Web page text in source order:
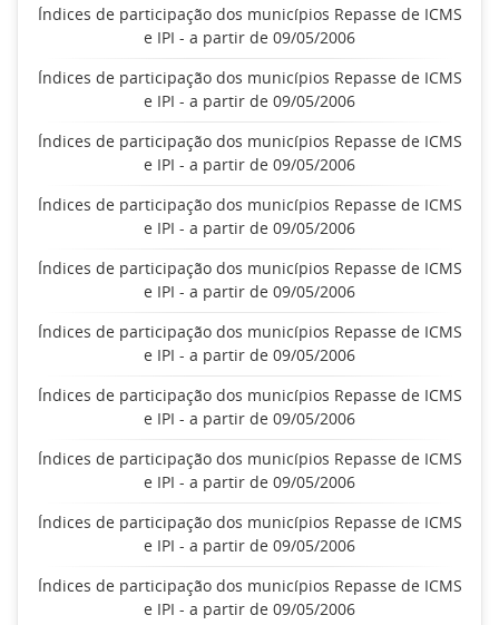
Índices de participação dos municípios Repasse de ICMS
e IPI - a partir de 09/05/2006
Índices de participação dos municípios Repasse de ICMS
e IPI - a partir de 09/05/2006
Índices de participação dos municípios Repasse de ICMS
e IPI - a partir de 09/05/2006
Índices de participação dos municípios Repasse de ICMS
e IPI - a partir de 09/05/2006
Índices de participação dos municípios Repasse de ICMS
e IPI - a partir de 09/05/2006
Índices de participação dos municípios Repasse de ICMS
e IPI - a partir de 09/05/2006
Índices de participação dos municípios Repasse de ICMS
e IPI - a partir de 09/05/2006
Índices de participação dos municípios Repasse de ICMS
e IPI - a partir de 09/05/2006
Índices de participação dos municípios Repasse de ICMS
e IPI - a partir de 09/05/2006
Índices de participação dos municípios Repasse de ICMS
e IPI - a partir de 09/05/2006